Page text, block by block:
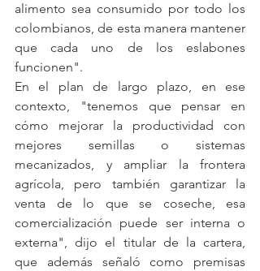
alimento sea consumido por todo los
colombianos, de esta manera mantener
que cada uno de los eslabones
funcionen".
En el plan de largo plazo, en ese
contexto, "tenemos que pensar en
cómo mejorar la productividad con
mejores semillas o sistemas
mecanizados, y ampliar la frontera
agrícola, pero también garantizar la
venta de lo que se coseche, esa
comercialización puede ser interna o
externa", dijo el titular de la cartera,
que además señaló como premisas